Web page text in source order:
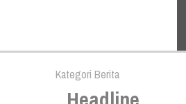
Kategori Berita